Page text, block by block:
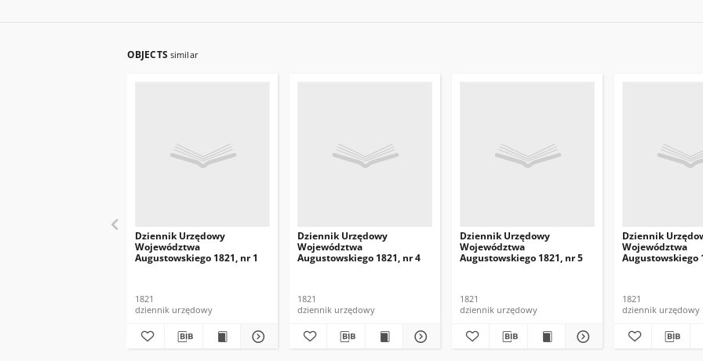
OBJECTS similar
Dziennik Urzędowy
Województwa
Augustowskiego 1821, nr 1
1821
dziennik urzędowy
Dziennik Urzędowy
Województwa
Augustowskiego 1821, nr 4
1821
dziennik urzędowy
Dziennik Urzędowy
Województwa
Augustowskiego 1821, nr 5
1821
dziennik urzędowy
Dziennik
Województwa
Augustowskiego
1821
dziennik urzędowy